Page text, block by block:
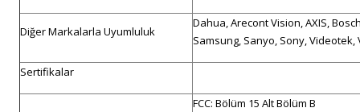
Diğer Markalarla Uyumluluk
Dahua, Arecont Vision, AXIS,
Samsung, Sanyo, Sony,
Sertifikalar
FCC: Bölüm 15 Alt Bölüm B